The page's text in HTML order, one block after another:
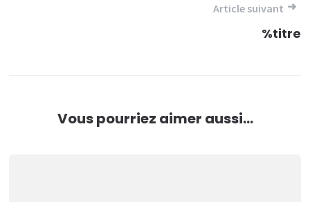
Article suivant
%titre
Vous pourriez aimer aussi...